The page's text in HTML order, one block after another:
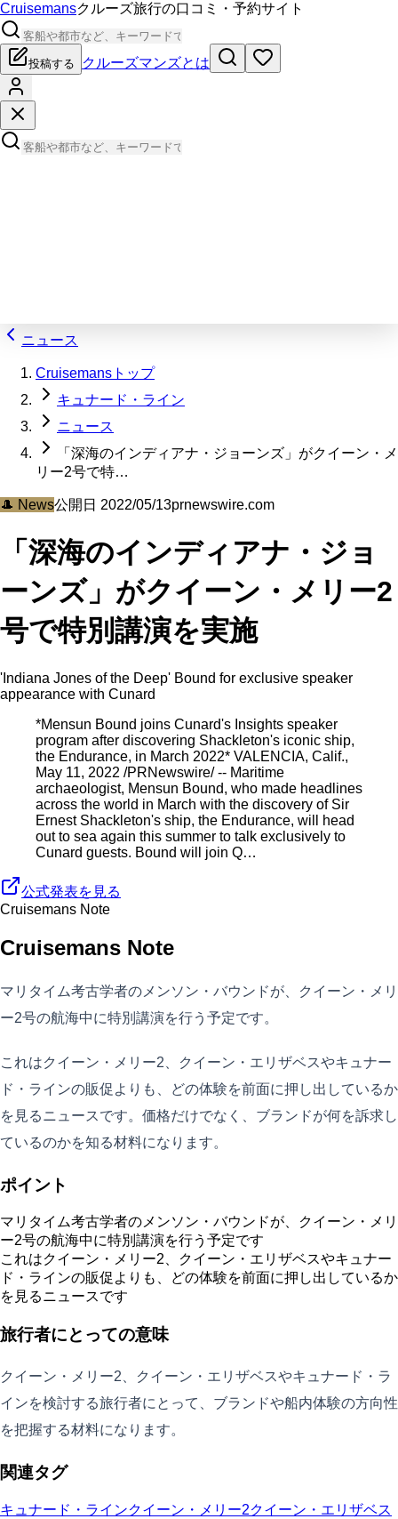
Cruisemansクルーズ旅行の口コミ・予約サイト
投稿する クルーズマンズとは
ニュース
Cruisemansトップ
キュナード・ライン
ニュース
「深海のインディアナ・ジョーンズ」がクイーン・メ
リー2号で特…
🎩 News公開日 2022/05/13prnewswire.com
「深海のインディアナ・ジョ
ーンズ」がクイーン・メリー2
号で特別講演を実施
'Indiana Jones of the Deep' Bound for exclusive speaker
appearance with Cunard
*Mensun Bound joins Cunard's Insights speaker
program after discovering Shackleton's iconic ship,
the Endurance, in March 2022* VALENCIA, Calif.,
May 11, 2022 /PRNewswire/ -- Maritime
archaeologist, Mensun Bound, who made headlines
across the world in March with the discovery of Sir
Ernest Shackleton's ship, the Endurance, will head
out to sea again this summer to talk exclusively to
Cunard guests. Bound will join Q…
公式発表を見る
Cruisemans Note
Cruisemans Note
マリタイム考古学者のメンソン・バウンドが、クイーン・メリ
ー2号の航海中に特別講演を行う予定です。
これはクイーン・メリー2、クイーン・エリザベスやキュナー
ド・ラインの販促よりも、どの体験を前面に押し出しているか
を見るニュースです。価格だけでなく、ブランドが何を訴求し
ているのかを知る材料になります。
ポイント
マリタイム考古学者のメンソン・バウンドが、クイーン・メリ
ー2号の航海中に特別講演を行う予定です
これはクイーン・メリー2、クイーン・エリザベスやキュナー
ド・ラインの販促よりも、どの体験を前面に押し出しているか
を見るニュースです
旅行者にとっての意味
クイーン・メリー2、クイーン・エリザベスやキュナード・ラ
インを検討する旅行者にとって、ブランドや船内体験の方向性
を把握する材料になります。
関連タグ
キュナード・ラインクイーン・メリー2クイーン・エリザベス